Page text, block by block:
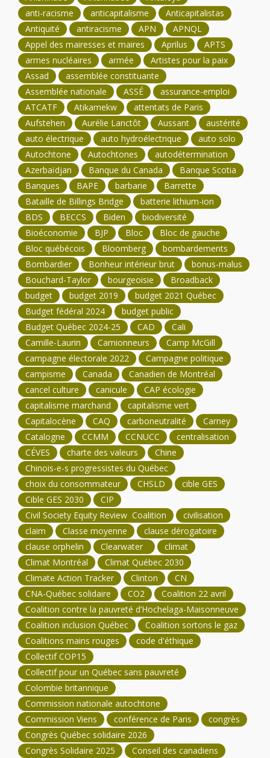
anti-racisme
anticapitalisme
Anticapitalistas
Antiquité
antiracisme APN
APNQL
Appel des mairesses et maires
Aprilus
APTS
armes nucléaires
armée
Artistes pour la paix
Assad
assemblée constituante
Assemblée nationale
ASSÉ
assurance-emploi
ATCATF
Atikamekw
attentats de Paris
Aufstehen
Aurélie Lanctôt Aussant
austérité
auto électrique
auto hydroélectrique
auto solo
Autochtone
Autochtones
autodétermination
Azerbaïdjan
Banque du Canada
Banque Scotia
Banques
BAPE barbarie
Barrette
Bataille de Billings Bridge
batterie lithium-ion
BDS
BECCS Biden
biodiversité
Bioéconomie
BJP Bloc
Bloc de gauche
Bloc québécois
Bloomberg
bombardements
Bombardier
Bonheur intérieur brut
bonus-malus
Bouchard-Taylor
bourgeoisie
Broadback
budget
budget 2019
budget 2021 Québec
Budget fédéral 2024
budget public
Budget Québec 2024-25
CAD
Cali
Camille-Laurin
Camionneurs
Camp McGill
campagne électorale 2022
Campagne politique
campisme
Canada
Canadien de Montréal
cancel culture
canicule
CAP écologie
capitalisme marchand
capitalisme vert
Capitalocène
CAQ carboneutralité
Carney
Catalogne
CCMM CCNUCC
centralisation
CÉVES
charte des valeurs
Chine
Chinois-e-s progressistes du Québec
choix du consommateur
CHSLD
cible GES
Cible GES 2030
CIP
Civil Society Equity Review Coalition
civilisation
claim
Classe moyenne
clause dérogatoire
clause orphelin
Clearwater
climat
Climat Montréal
Climat Québec 2030
Climate Action Tracker
Clinton
CN
CNA-Québec solidaire
CO2
Coalition 22 avril
Coalition contre la pauvreté d’Hochelaga-Maisonneuve
Coalition inclusion Québec
Coalition sortons le gaz
Coalitions mains rouges
code d'éthique
Collectif COP15
Collectif pour un Québec sans pauvreté
Colombie britannique
Commission nationale autochtone
Commission Viens
conférence de Paris
congrès
Congrès Québec solidaire 2026
Congrès Solidaire 2025
Conseil des canadiens